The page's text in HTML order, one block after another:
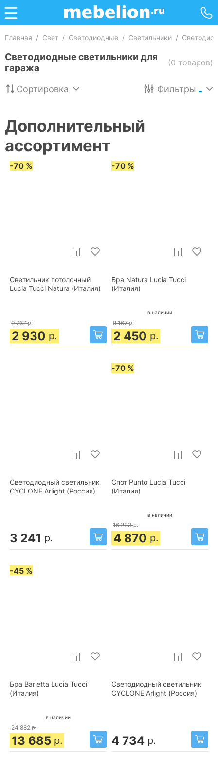
Главная / Свет / Светодиодные / Светильники /
Светодиодные светильники для
гаража
(0 товаров)
Сортировка Фильтры
Дополнительный
ассортимент
-70 %
Светильник потолочный
Lucia Tucci Natura (Италия)
9 767 р.
2 930 р.
-70 %
Бра Natura Lucia Tucci
(Италия)
в наличии
8 167 р.
2 450 р.
Светодиодный светильник
CYCLONE Arlight (Россия)
3 241 р.
-70 %
Спот Punto Lucia Tucci
(Италия)
в наличии
16 233 р.
4 870 р.
-45 %
Бра Barletta Lucia Tucci
(Италия)
в наличии
24 882 р.
13 685 р.
Светодиодный светильник
CYCLONE Arlight (Россия)
4 734 р.